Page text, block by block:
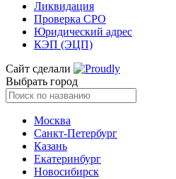
Ликвидация
Проверка СРО
Юридический адрес
КЭП (ЭЦП)
Сайт сделали
Выбрать город
Москва
Санкт-Петербург
Казань
Екатеринбург
Новосибирск